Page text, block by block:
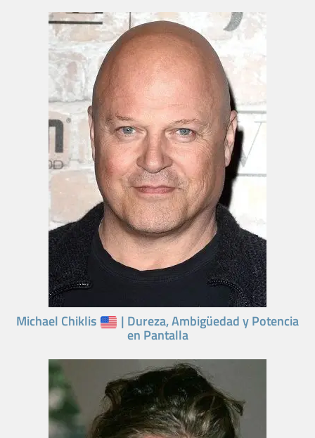
Michael Chiklis | Dureza, Ambigüedad y Potencia
en Pantalla